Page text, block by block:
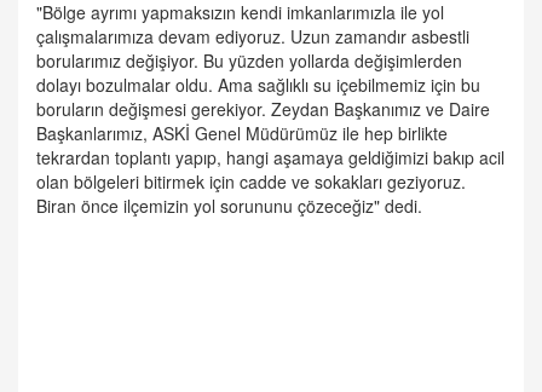
"Bölge ayrımı yapmaksızın kendi imkanlarımızla ile yol
çalışmalarımıza devam ediyoruz. Uzun zamandır asbestli
borularımız değişiyor. Bu yüzden yollarda değişimlerden
dolayı bozulmalar oldu. Ama sağlıklı su içebilmemiz için bu
boruların değişmesi gerekiyor. Zeydan Başkanımız ve Daire
Başkanlarımız, ASKİ Genel Müdürümüz ile hep birlikte
tekrardan toplantı yapıp, hangi aşamaya geldiğimizi bakıp acil
olan bölgeleri bitirmek için cadde ve sokakları geziyoruz.
Biran önce ilçemizin yol sorununu çözeceğiz" dedi.